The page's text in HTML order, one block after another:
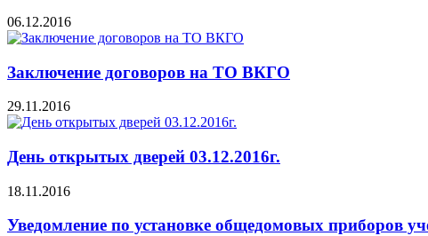
06.12.2016
Заключение договоров на ТО ВКГО
29.11.2016
День открытых дверей 03.12.2016г.
18.11.2016
Уведомление по установке общедомовых приборов